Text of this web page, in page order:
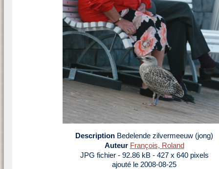
Description Bedelende zilvermeeuw (jong)
Auteur François, Roland
JPG fichier- 92.86 kB - 427 x 640 pixels
ajouté le 2008-08-25